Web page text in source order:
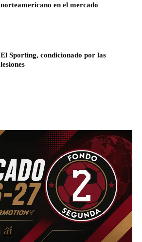
norteamericano en el mercado
El Sporting, condicionado por las
lesiones